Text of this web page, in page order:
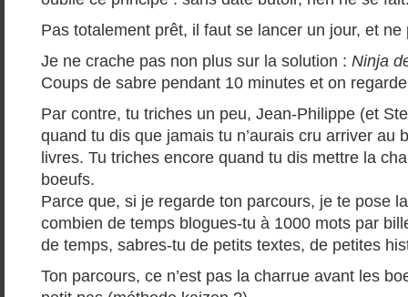
Pas totalement prêt, il faut se lancer un jour, et
Je ne crache pas non plus sur la solution : Ninja
Coups de sabre pendant 10 minutes et on
Par contre, tu triches un peu, Jean-Philippe (et
quand tu dis que jamais tu n’aurais cru arriver au
livres. Tu triches encore quand tu dis mettre la
boeufs.
Parce que, si je regarde ton parcours, je te pose
combien de temps blogues-tu à 1000 mots par
de temps, sabres-tu de petits textes, de petites
Ton parcours, ce n’est pas la charrue avant les